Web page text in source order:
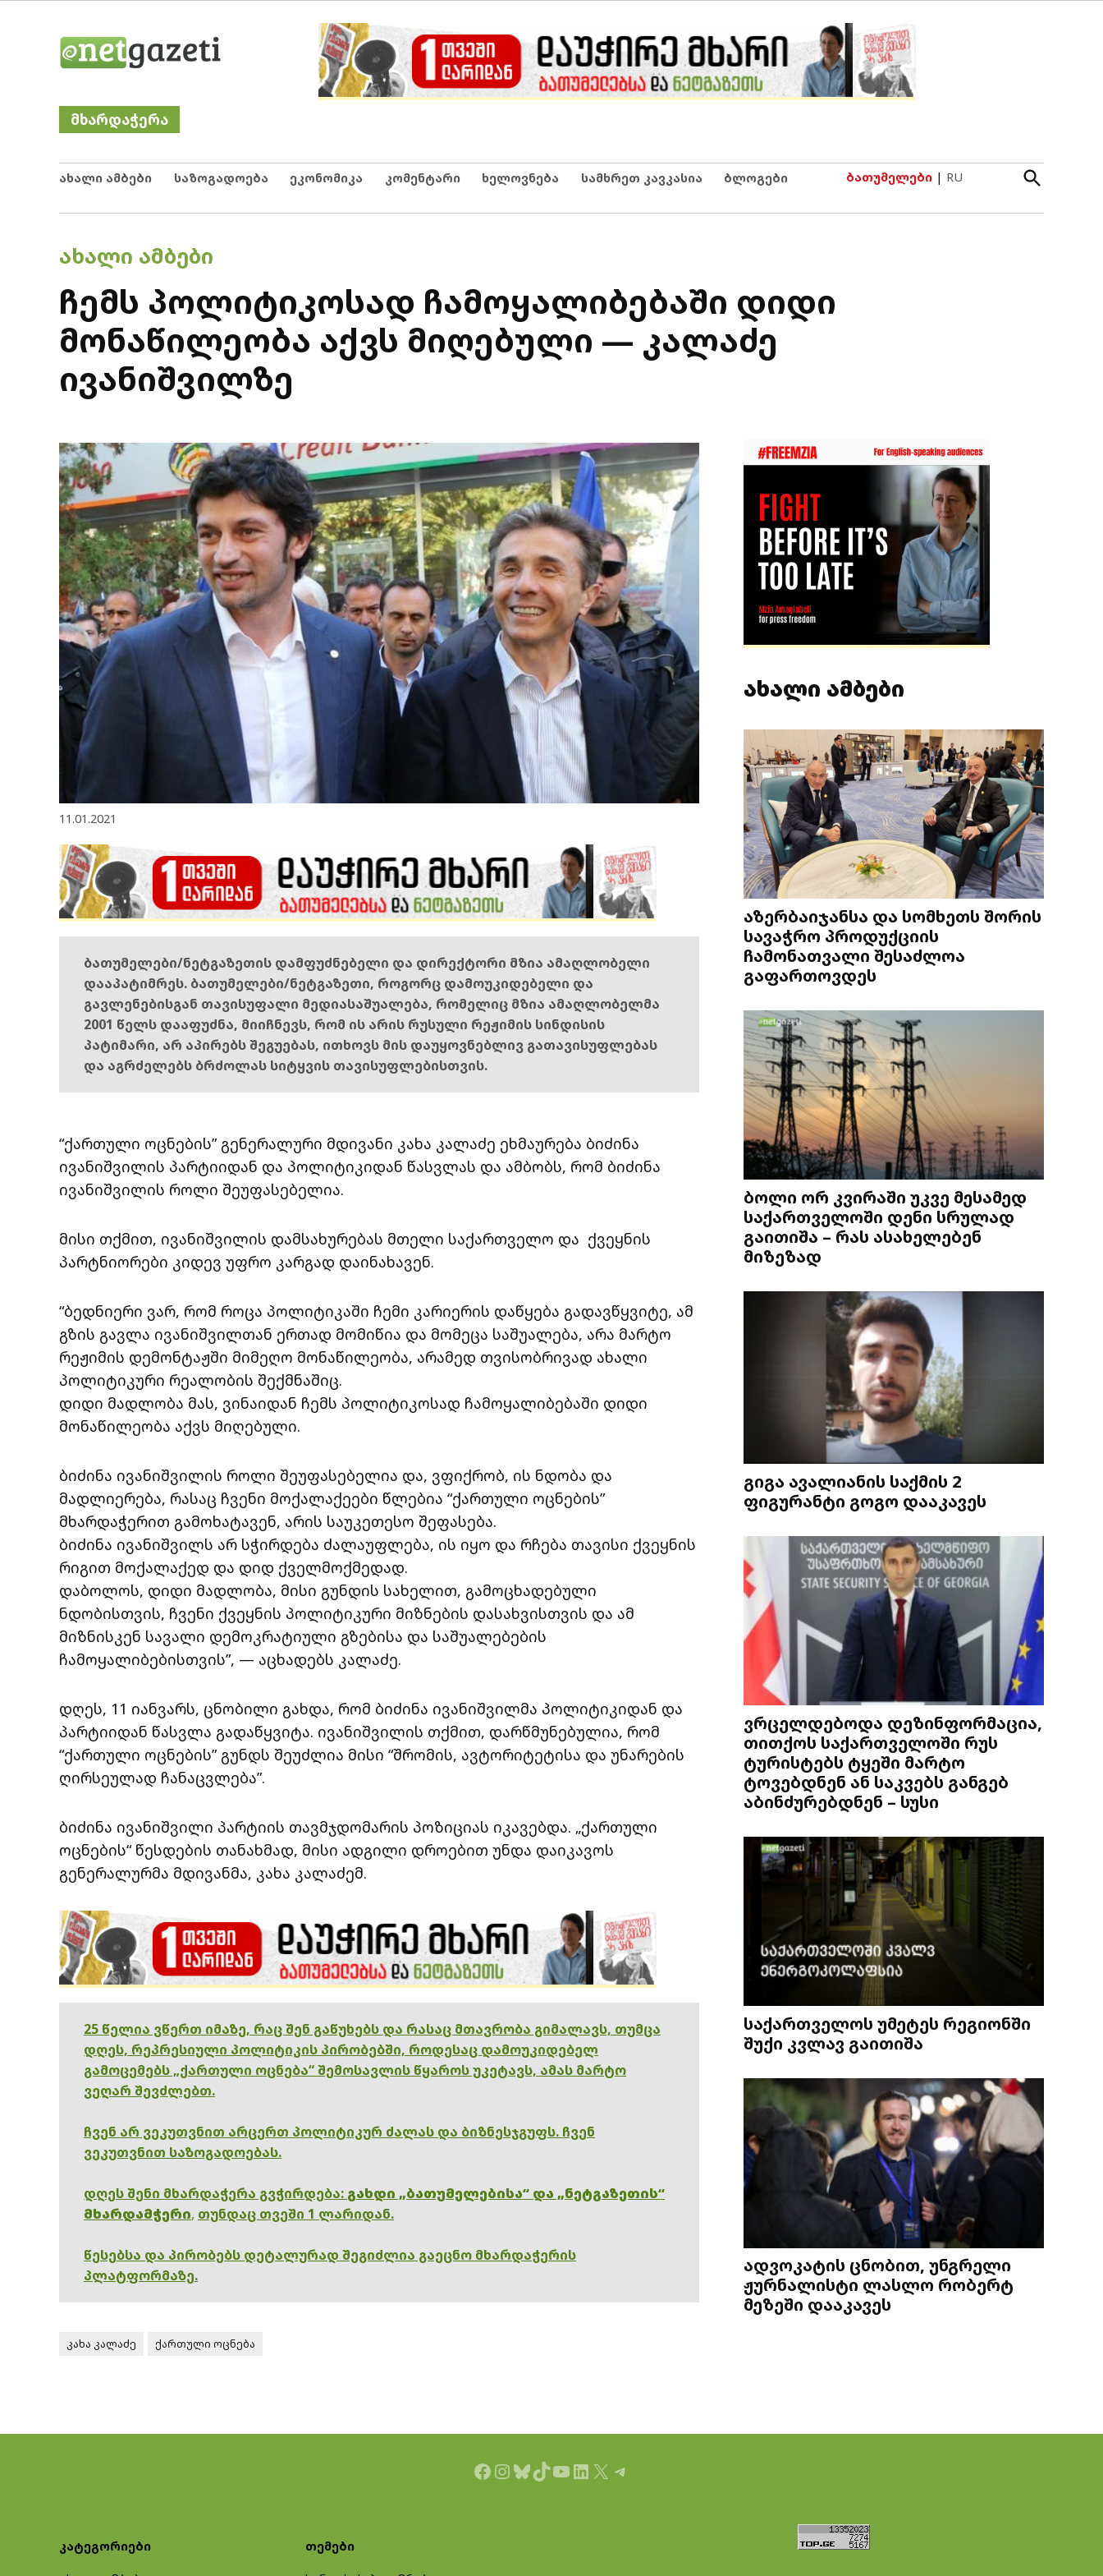
Netgazeti
მხარდაჭერა
ახალი ამბები საზოგადოება ეკონომიკა კომენტარი ხელოვნება სამხრეთ კავკასია ბლოგები ბათუმელები | RU
Open
Search
POSTED
ᲐᲮᲐᲚᲘ ᲐᲛᲑᲔᲑᲘ
ჩემს პოლიტიკოსად ჩამოყალიბებაში დიდი
მონაწილეობა აქვს მიღებული — კალაძე
ივანიშვილზე
11.01.2021
ბათუმელები/ნეტგაზეთის დამფუძნებელი და დირექტორი მზია ამაღლობელი
დააპატიმრეს. ბათუმელები/ნეტგაზეთი, როგორც დამოუკიდებელი და
გავლენებისგან თავისუფალი მედიასაშუალება, რომელიც მზია ამაღლობელმა
2001 წელს დააფუძნა, მიიჩნევს, რომ ის არის რუსული რეჟიმის სინდისის
პატიმარი, არ აპირებს შეგუებას, ითხოვს მის დაუყოვნებლივ გათავისუფლებას
და აგრძელებს ბრძოლას სიტყვის თავისუფლებისთვის.
“ქართული ოცნების” გენერალური მდივანი კახა კალაძე ეხმაურება ბიძინა
ივანიშვილის პარტიიდან და პოლიტიკიდან წასვლას და ამბობს, რომ ბიძინა
ივანიშვილის როლი შეუფასებელია.
მისი თქმით, ივანიშვილის დამსახურებას მთელი საქართველო და ქვეყნის
პარტნიორები კიდევ უფრო კარგად დაინახავენ.
“ბედნიერი ვარ, რომ როცა პოლიტიკაში ჩემი კარიერის დაწყება გადავწყვიტე, ამ
გზის გავლა ივანიშვილთან ერთად მომიწია და მომეცა საშუალება, არა მარტო
რეჟიმის დემონტაჟში მიმეღო მონაწილეობა, არამედ თვისობრივად ახალი
პოლიტიკური რეალობის შექმნაშიც.
დიდი მადლობა მას, ვინაიდან ჩემს პოლიტიკოსად ჩამოყალიბებაში დიდი
მონაწილეობა აქვს მიღებული.
ბიძინა ივანიშვილის როლი შეუფასებელია და, ვფიქრობ, ის ნდობა და
მადლიერება, რასაც ჩვენი მოქალაქეები წლებია “ქართული ოცნების”
მხარდაჭერით გამოხატავენ, არის საუკეთესო შეფასება.
ბიძინა ივანიშვილს არ სჭირდება ძალაუფლება, ის იყო და რჩება თავისი ქვეყნის
რიგით მოქალაქედ და დიდ ქველმოქმედად.
დაბოლოს, დიდი მადლობა, მისი გუნდის სახელით, გამოცხადებული
ნდობისთვის, ჩვენი ქვეყნის პოლიტიკური მიზნების დასახვისთვის და ამ
მიზნისკენ სავალი დემოკრატიული გზებისა და საშუალებების
ჩამოყალიბებისთვის”, — აცხადებს კალაძე.
დღეს, 11 იანვარს, ცნობილი გახდა, რომ ბიძინა ივანიშვილმა პოლიტიკიდან და
პარტიიდან წასვლა გადაწყვიტა. ივანიშვილის თქმით, დარწმუნებულია, რომ
“ქართული ოცნების” გუნდს შეუძლია მისი “შრომის, ავტორიტეტისა და უნარების
ღირსეულად ჩანაცვლება”.
ბიძინა ივანიშვილი პარტიის თავმჯდომარის პოზიციას იკავებდა. „ქართული
ოცნების“ წესდების თანახმად, მისი ადგილი დროებით უნდა დაიკავოს
გენერალურმა მდივანმა, კახა კალაძემ.
25 წელია ვწერთ იმაზე, რაც შენ გაწუხებს და რასაც მთავრობა გიმალავს, თუმცა
დღეს, რეპრესიული პოლიტიკის პირობებში, როდესაც დამოუკიდებელ
გამოცემებს „ქართული ოცნება“ შემოსავლის წყაროს უკეტავს, ამას მარტო
ვეღარ შევძლებთ.
ჩვენ არ ვეკუთვნით არცერთ პოლიტიკურ ძალას და ბიზნესჯგუფს. ჩვენ
ვეკუთვნით საზოგადოებას.
დღეს შენი მხარდაჭერა გვჭირდება: გახდი „ბათუმელებისა“ და „ნეტგაზეთის“
მხარდამჭერი, თუნდაც თვეში 1 ლარიდან.
წესებსა და პირობებს დეტალურად შეგიძლია გაეცნო მხარდაჭერის
პლატფორმაზე.
კახა კალაძე ქართული ოცნება
ახალი ამბები
აზერბაიჯანსა და სომხეთს შორის
სავაჭრო პროდუქციის
ჩამონათვალი შესაძლოა
გაფართოვდეს
ბოლი ორ კვირაში უკვე მესამედ
საქართველოში დენი სრულად
გაითიშა – რას ასახელებენ
მიზეზად
გიგა ავალიანის საქმის 2
ფიგურანტი გოგო დააკავეს
ვრცელდებოდა დეზინფორმაცია,
თითქოს საქართველოში რუს
ტურისტებს ტყეში მარტო
ტოვებდნენ ან საკვებს განგებ
აბინძურებდნენ – სუსი
საქართველოს უმეტეს რეგიონში
შუქი კვლავ გაითიშა
ადვოკატის ცნობით, უნგრელი
ჟურნალისტი ლასლო რობერტ
მეზეში დააკავეს
Facebook
Instagram
Bluesky
TikTok
YouTube
LinkedIn
X Telegram
კატეგორიები თემები